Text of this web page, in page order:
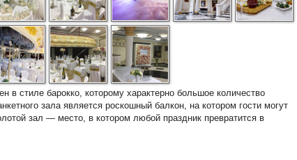
в стиле барокко, которому характерно большое количество
зала является роскошный балкон, на котором гости могут
зал — место, в котором любой праздник превратится в